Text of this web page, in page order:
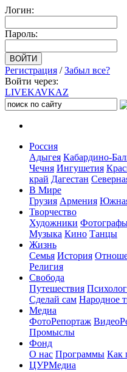
Логин:
Пароль:
Регистрация /Забыл все?
Войти через:
LIVEKAVKAZ
Россия
Адыгея Кабардино-
Чечня Ингушетия
край Дагестан
В Мире
Грузия Армения
Творчество
Художники
Музыка Кино Танцы
Жизнь
Семья История
Религия
Свобода
Путешествия
Сделай сам Народное
Медиа
ФотоРепортаж
Промыслы
Фонд
О нас Программы Как
ЦУРМедиа